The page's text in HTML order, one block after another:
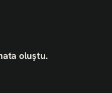
oluştu.